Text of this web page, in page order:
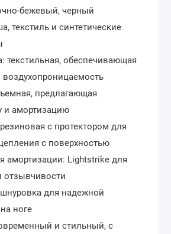
бежевый, черный
текстиль и синтетические
текстильная, обеспечивающая
предлагающая
и амортизацию
с протектором для
с поверхностью
амортизации: Lightstrike для
отзывчивости
для надежной
ноге
и стильный, с